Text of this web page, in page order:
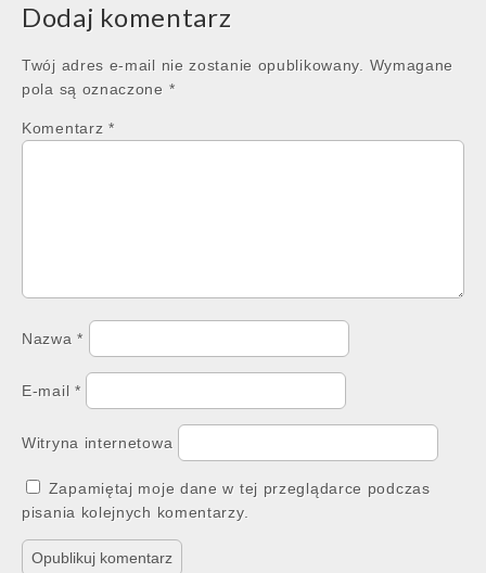
Dodaj komentarz
Twój adres e-mail nie zostanie opublikowany.
Wymagane
pola są oznaczone *
Komentarz *
Nazwa*
E-mail *
Witryna internetowa
Zapamiętaj moje dane w tej przeglądarce podczas
pisania kolejnych komentarzy.